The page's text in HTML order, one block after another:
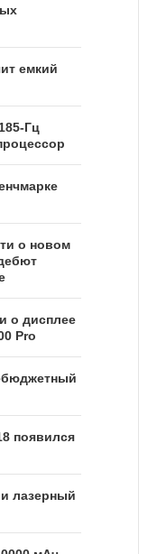
емкий
Гц
о новом
о дисплее
Pro
появился
лазерный